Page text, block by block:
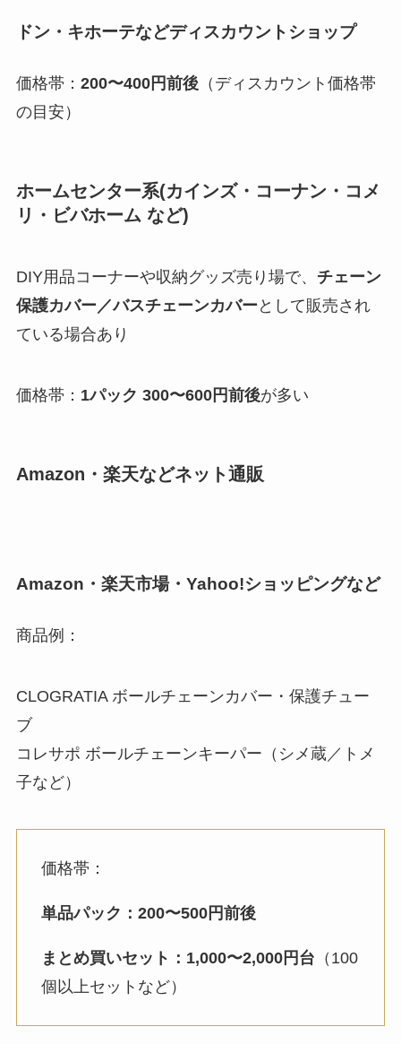
ドン・キホーテなどディスカウントショップ
価格帯： 200〜400円前後（ディスカウント価格帯
の目安）
ホームセンター系(カインズ・コーナン・コメ
リ・ビバホーム など)
DIY用品コーナーや収納グッズ売り場で、 チェーン
保護カバー／バスチェーンカバー として販売され
ている場合あり
価格帯： 1パック 300〜600円前後が多い
Amazon・楽天などネット通販
Amazon・楽天市場・Yahoo!ショッピングなど
商品例：
CLOGRATIA ボールチェーンカバー・保護チュー
ブ
コレサポ ボールチェーンキーパー（シメ蔵／トメ
子など）
価格帯：
単品パック：200〜500円前後
まとめ買いセット：1,000〜2,000円台 （100
個以上セットなど）